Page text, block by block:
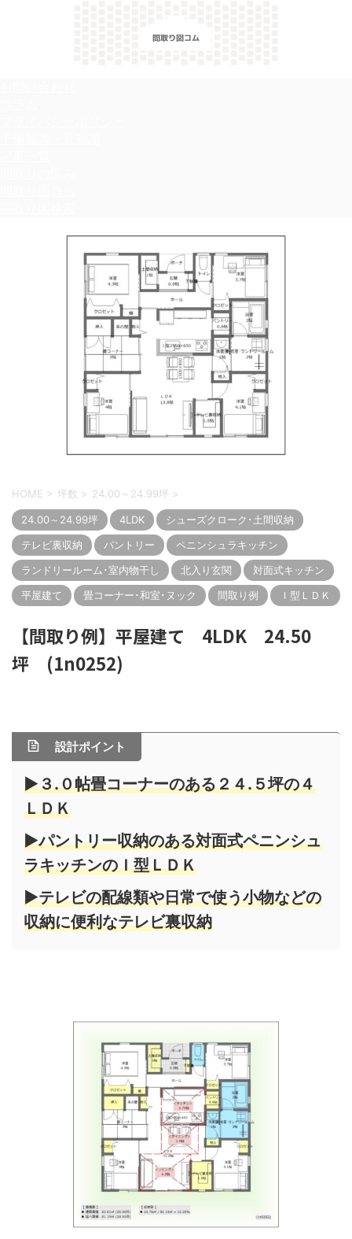
HOME > 坪数 > 24.00～24.99坪 >
24.00～24.99坪 4LDK
シューズクローク･土間収納
テレビ裏収納
パントリー
ペニンシュラキッチン
ランドリールーム･室内物干し
北入り玄関
対面式キッチン
平屋建て
畳コーナー･和室･ヌック 間取り例 Ｉ型ＬＤＫ
【間取り例】平屋建て 4LDK 24.50
坪 (1n0252)
設計ポイント
▶３.０帖畳コーナーのある２４.５坪の４
ＬＤＫ
▶パントリー収納のある対面式ペニンシュ
ラキッチンのＩ型ＬＤＫ
▶テレビの配線類や日常で使う小物などの
収納に便利なテレビ裏収納